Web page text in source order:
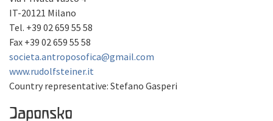
IT-20121 Milano
Tel. +39 02 659 55 58
Fax +39 02 659 55 58
societa.antroposofica@gmail.com
www.rudolfsteiner.it
Country representative: Stefano Gasperi
Japonsko